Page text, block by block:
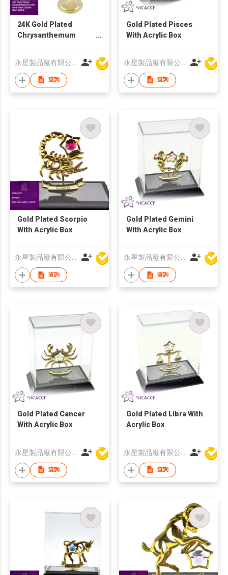
24K Gold Plated
Chrysanthemum
查詢
Gold Plated Pisces
With Acrylic Box
查詢
Gold Plated Scorpio
With Acrylic Box
永星製品廠有限公司
查詢
Gold Plated Gemini
With Acrylic Box
永星製品廠有限公司
查詢
Gold Plated Cancer
With Acrylic Box
查詢
Gold Plated Libra With
Acrylic Box
查詢